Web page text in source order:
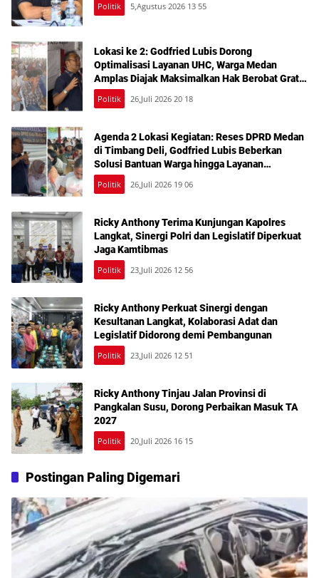
Politik 5,Agustus 2026 13 55
Lokasi ke 2: Godfried Lubis Dorong
Optimalisasi Layanan UHC, Warga Medan
Amplas Diajak Maksimalkan Hak Berobat Gratis
Bermodal KTP
Politik 26,Juli 2026 20 18
Agenda 2 Lokasi Kegiatan: Reses DPRD Medan
di Timbang Deli, Godfried Lubis Beberkan
Solusi Bantuan Warga hingga Layanan
Kesehatan Gratis
Politik 26,Juli 2026 19 06
Ricky Anthony Terima Kunjungan Kapolres
Langkat, Sinergi Polri dan Legislatif Diperkuat
Jaga Kamtibmas
Politik 23,Juli 2026 12 56
Ricky Anthony Perkuat Sinergi dengan
Kesultanan Langkat, Kolaborasi Adat dan
Legislatif Didorong demi Pembangunan
Politik 23,Juli 2026 12 51
Ricky Anthony Tinjau Jalan Provinsi di
Pangkalan Susu, Dorong Perbaikan Masuk TA
2027
Politik 20,Juli 2026 16 15
Postingan Paling Digemari